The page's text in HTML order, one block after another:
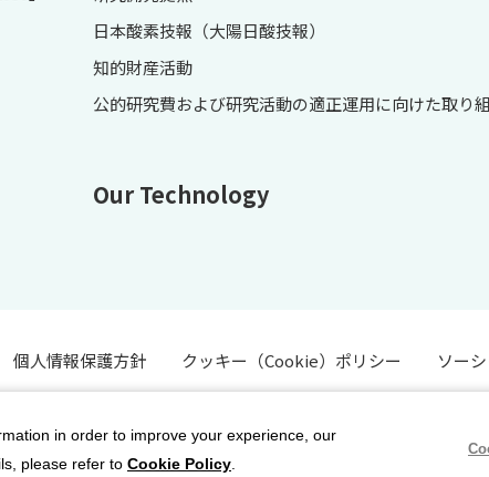
日本酸素技報（大陽日酸技報）
知的財産活動
公的研究費および研究活動の適正運用に向けた取り
Our Technology
個人情報保護方針 クッキー（Cookie）ポリシー ソー
in order to improve your experience, our
please refer to Cookie Policy